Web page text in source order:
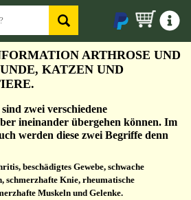
ARTHROSE UND
KATZEN UND
zwei verschiedene
ineinander übergehen können. Im
werden diese zwei Begriffe denn
beschädigtes Gewebe, schwache
schmerzhafte Knie, rheumatische
Muskeln und Gelenke.